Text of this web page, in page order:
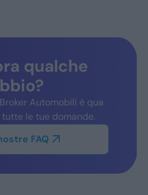
qualche
Automobili è qua
le tue domande.
FAQ